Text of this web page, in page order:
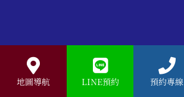
地圖導航 LINE預約 預約專線